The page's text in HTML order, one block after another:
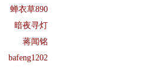
蝉衣草890
暗夜寻灯
蒋闻铭
bafeng1202